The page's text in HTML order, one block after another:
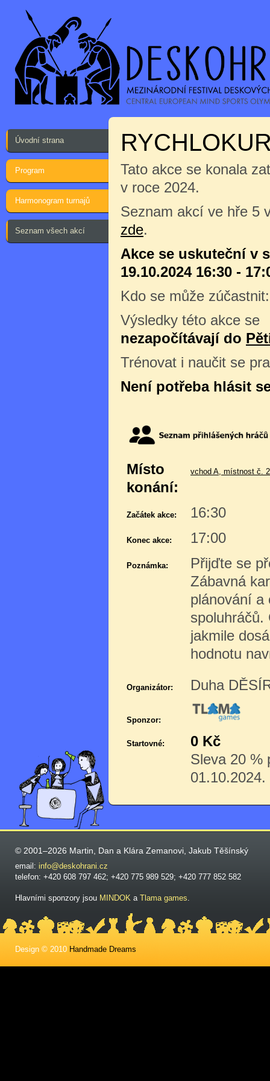
Úvodní strana
Program
Harmonogram turnajů
Seznam všech akcí
Tato akce se konala
v roce 2024.
Seznam akcí ve hře 5
zde.
Akce se uskuteční v
19.10.2024 16:30 -
Kdo se může
Výsledky této akce se
nezapočítávají do
Trénovat i naučit se
Není potřeba hlásit
Místo
konání:
vchod A, místnost č.
Začátek akce: 16:30
Konec akce: 17:00
Poznámka:
Přijďte se
Zábavná
plánování a
spoluhráčů.
jakmile
hodnotu
Organizátor: Duha
Sponzor:
Startovné:
0 Kč
Sleva 20 %
01.10.2024.
© 2001–2026 Martin, Dan a Klára Zemanovi, Jakub Těšínský
email: info@deskohrani.cz
telefon: +420 608 797 462; +420 775 989 529; +420 777 852 582
Hlavními sponzory jsou MINDOK a Tlama games.
Design © 2010 Handmade Dreams